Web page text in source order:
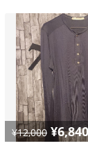
¥12,000 ¥6,840